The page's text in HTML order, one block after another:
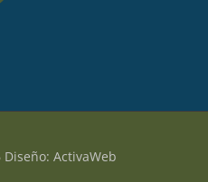
ActivaWeb